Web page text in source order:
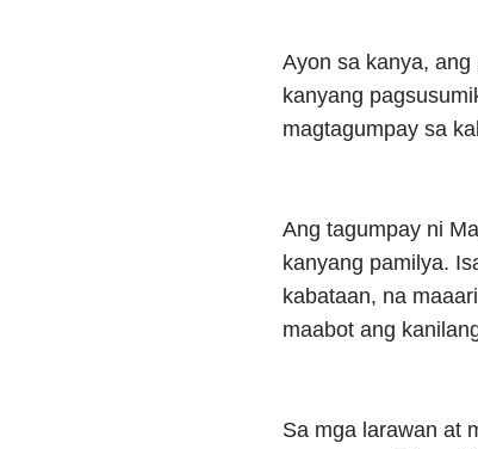
Ayon sa kanya,
kanyang
magtagumpay sa
Ang tagumpay ni
kanyang pamilya.
kabataan, na
maabot ang
Sa mga larawan at